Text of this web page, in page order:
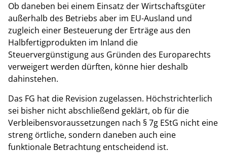
Ob daneben bei einem Einsatz der Wirtschaftsgüter
außerhalb des Betriebs aber im EU-Ausland und
zugleich einer Besteuerung der Erträge aus den
Halbfertigprodukten im Inland die
Steuervergünstigung aus Gründen des Europarechts
verweigert werden dürften, könne hier deshalb
dahinstehen.
Das FG hat die Revision zugelassen. Höchstrichterlich
sei bisher nicht abschließend geklärt, ob für die
Verbleibensvoraussetzungen nach § 7g EStG nicht eine
streng örtliche, sondern daneben auch eine
funktionale Betrachtung entscheidend ist.